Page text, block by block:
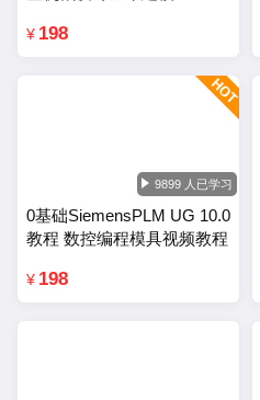
¥ 198
9899 人已学习
0基础SiemensPLM UG 10.0
教程 数控编程模具视频教程
¥ 198